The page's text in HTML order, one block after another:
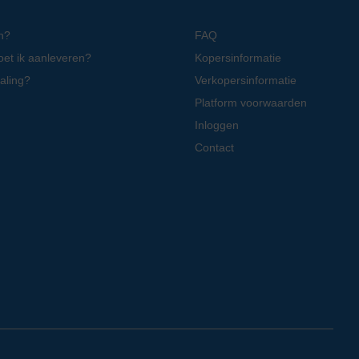
ik aanleveren?
FAQ
Kopersinformatie
Verkopersinformatie
Platform voorwaarden
Inloggen
Contact